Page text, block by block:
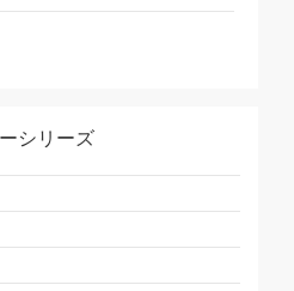
シリーズ